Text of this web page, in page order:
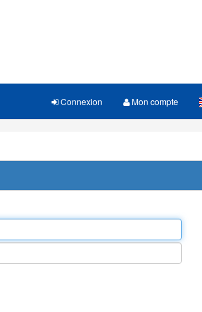
Connexion Mon compte